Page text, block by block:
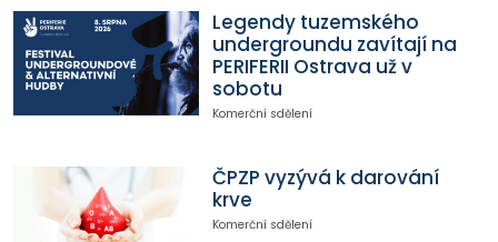
Legendy tuzemského
undergroundu zavítají na
PERIFERII Ostrava už v
sobotu
Komerční sdělení
ČPZP vyzývá k darování
krve
Komerční sdělení